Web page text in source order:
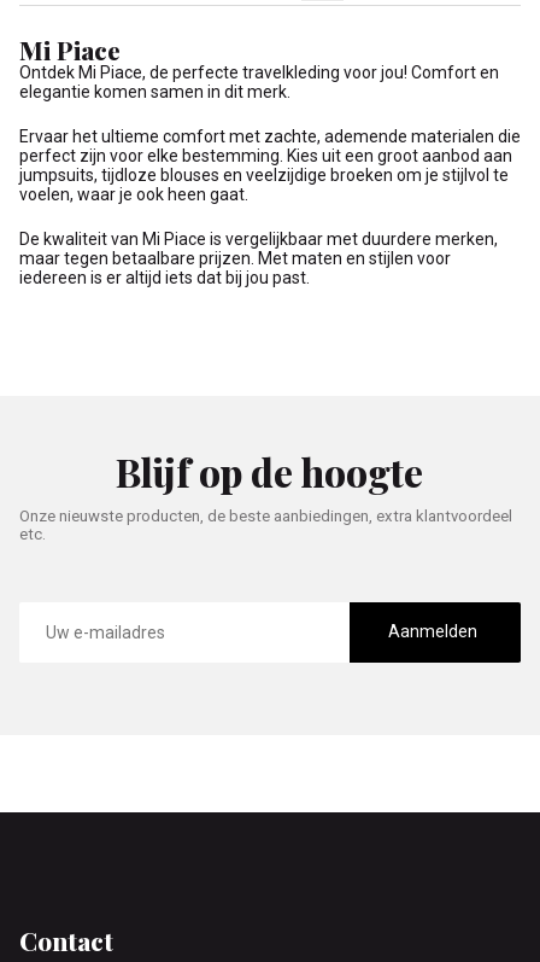
Mi Piace
Ontdek Mi Piace, de perfecte travelkleding voor jou! Comfort en
elegantie komen samen in dit merk.
Ervaar het ultieme comfort met zachte, ademende materialen die
perfect zijn voor elke bestemming. Kies uit een groot aanbod aan
jumpsuits, tijdloze blouses en veelzijdige broeken om je stijlvol te
voelen, waar je ook heen gaat.
De kwaliteit van Mi Piace is vergelijkbaar met duurdere merken,
maar tegen betaalbare prijzen. Met maten en stijlen voor
iedereen is er altijd iets dat bij jou past.
Blijf op de hoogte
Onze nieuwste producten, de beste aanbiedingen, extra klantvoordeel
etc.
mailadres
Aanmelden
Contact